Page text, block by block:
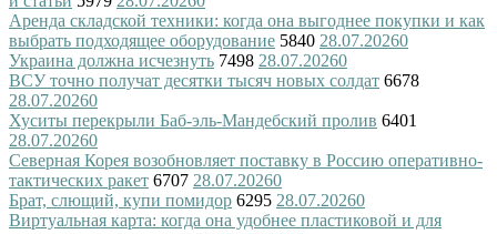
Аренда складской техники: когда она выгоднее покупки и как
выбрать подходящее оборудование 5840 28.07.20260
Украина должна исчезнуть 7498 28.07.20260
ВСУ точно получат десятки тысяч новых солдат 6678
28.07.20260
Хуситы перекрыли Баб-эль-Мандебский пролив 6401
28.07.20260
Северная Корея возобновляет поставку в Россию оперативно-
тактических ракет 6707 28.07.20260
Брат, слющий, купи помидор 6295 28.07.20260
Виртуальная карта: когда она удобнее пластиковой и для